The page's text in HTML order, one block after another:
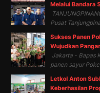
Melalui Bandara
Pusat
Sukses Panen
Wujudkan
Jakarta - Bapas
panen sayur
Letkol Anton
Keberhasilan